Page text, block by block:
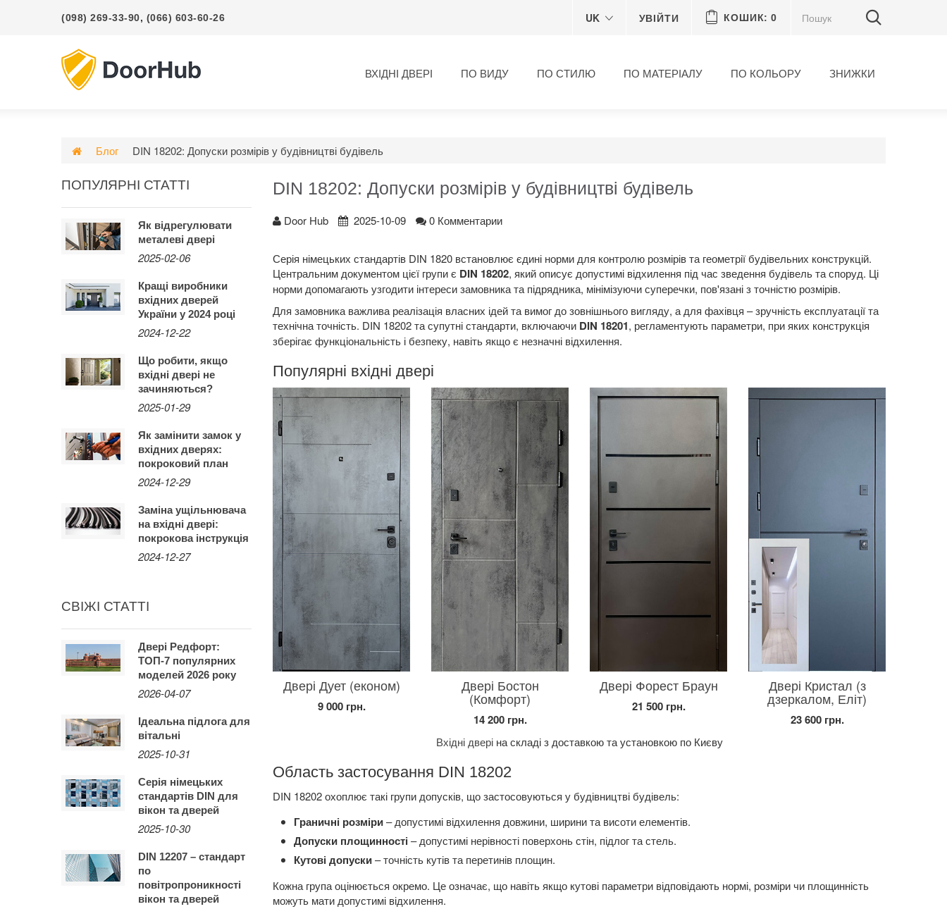
КОШИК: 0
УВІЙТИ
UK
(098) 269-33-90, (066) 603-60-26
ВХІДНІ ДВЕРІ ПО ВИДУ ПО СТИЛЮ ПО МАТЕРІАЛУ ПО КОЛЬОРУ ЗНИЖКИ
Блог DIN 18202: Допуски розмірів у будівництві будівель
DIN 18202: Допуски розмірів у будівництві будівель
Door Hub 2025-10-09 0 Комментарии
Серія німецьких стандартів DIN 1820 встановлює єдині норми для контролю розмірів та геометрії будівельних конструкцій.
Центральним документом цієї групи є DIN 18202, який описує допустимі відхилення під час зведення будівель та споруд. Ці
норми допомагають узгодити інтереси замовника та підрядника, мінімізуючи суперечки, пов'язані з точністю розмірів.
Для замовника важлива реалізація власних ідей та вимог до зовнішнього вигляду, а для фахівця – зручність експлуатації та
технічна точність. DIN 18202 та супутні стандарти, включаючи DIN 18201, регламентують параметри, при яких конструкція
зберігає функціональність і безпеку, навіть якщо є незначні відхилення.
Популярні вхідні двері
Двері Дует (економ)
9 000 грн.
Двері Бостон
(Комфорт)
14 200 грн.
Двері Форест Браун
21 500 грн.
Двері Кристал (з
дзеркалом, Еліт)
23 600 грн.
Вхідні дверіна складі з доставкою та установкою по Києву
Область застосування DIN 18202
DIN 18202 охоплює такі групи допусків, що застосовуються у будівництві будівель:
Граничні розміри– допустимі відхилення довжини, ширини та висоти елементів.
Допуски площинності – допустимі нерівності поверхонь стін, підлог та стель.
Кутові допуски– точність кутів та перетинів площин.
Кожна група оцінюється окремо. Це означає, що навіть якщо кутові параметри відповідають нормі, розміри чи площинність
можуть мати допустимі відхилення.
ПОПУЛЯРНІ СТАТТІ
Як відрегулювати
металеві двері
2025-02-06
Кращі виробники
вхідних дверей
України у 2024 році
2024-12-22
Що робити, якщо
вхідні двері не
зачиняються?
2025-01-29
Як замінити замок у
вхідних дверях:
покроковий план
2024-12-29
Заміна ущільнювача
на вхідні двері:
покрокова інструкція
2024-12-27
СВІЖІ СТАТТІ
Двері Редфорт:
ТОП-7 популярних
моделей 2026 року
2026-04-07
Ідеальна підлога для
вітальні
2025-10-31
Серія німецьких
стандартів DIN для
вікон та дверей
2025-10-30
DIN 12207 – стандарт
по
повітропроникності
вікон та дверей